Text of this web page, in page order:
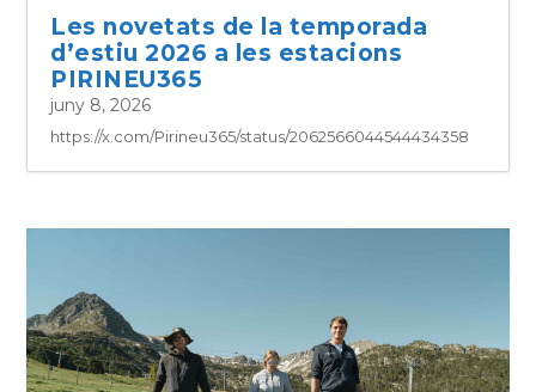
Les novetats de la temporada
d’estiu 2026 a les estacions
PIRINEU365
juny 8, 2026
https://x.com/Pirineu365/status/2062566044544434358